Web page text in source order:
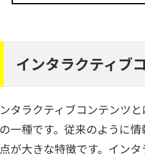
インタラクティブ
タラクティブコンテンツ
一種です。従来のように
が大きな特徴です。イン